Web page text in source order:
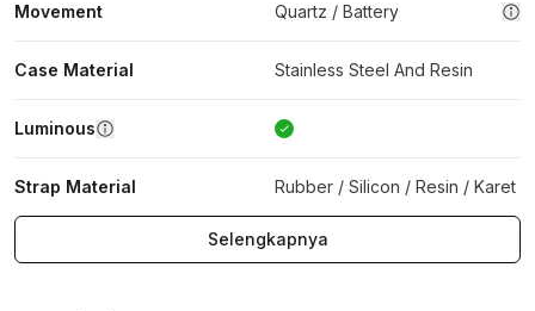
Movement Quartz / Battery
Case Material Stainless Steel And Resin
Luminous
Strap Material Rubber / Silicon / Resin / Karet
Selengkapnya